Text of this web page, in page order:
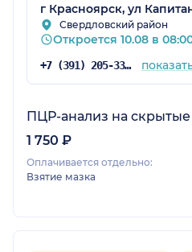
г Красноярск, ул
Свердловский район
Откроется 10.08 в
+7 (391) 205-33-33
ПЦР-анализ на
1 750 ₽
Оплачивается отдельно:
Взятие мазка